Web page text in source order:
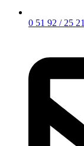
0 51 92 / 25 21